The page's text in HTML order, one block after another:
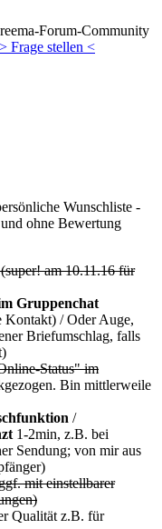
Forum-Community
> Frage stellen <
Wunschliste -
ohne Bewertung
am 10.11.16 für
Gruppenchat
Kontakt) / Oder Auge,
Briefumschlag, falls
Status" im
Bin mittlerweile
/
1-2min, z.B. bei
Sendung; von mir aus
mit einstellbarer
Qualität z.B. für